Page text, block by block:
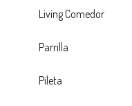
Living Comedor
Parrilla
Pileta